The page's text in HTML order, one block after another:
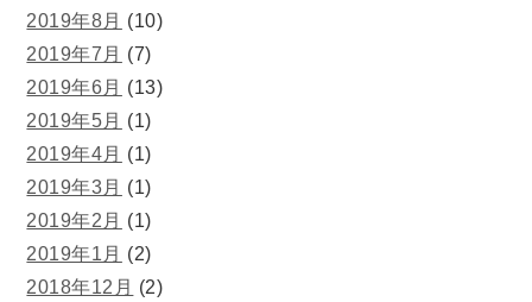
2019年8月 (10)
2019年7月 (7)
2019年6月 (13)
2019年5月 (1)
2019年4月 (1)
2019年3月 (1)
2019年2月 (1)
2019年1月 (2)
2018年12月 (2)